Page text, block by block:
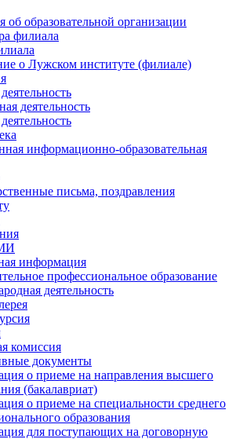
об образовательной организации
филиала
о Лужском институте (филиале)
деятельность
информационно-образовательная
письма, поздравления
информация
профессиональное образование
деятельность
комиссия
документы
о приеме на направления высшего
(бакалавриат)
о приеме на специальности среднего
образования
для поступающих на договорную